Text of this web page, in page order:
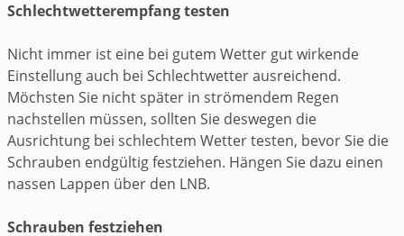
Schlechtwetterempfang testen
Nicht immer ist eine bei gutem Wetter gut wirkende
Einstellung auch bei Schlechtwetter ausreichend.
Möchsten Sie nicht später in strömendem Regen
nachstellen müssen, sollten Sie deswegen die
Ausrichtung bei schlechtem Wetter testen, bevor Sie die
Schrauben endgültig festziehen. Hängen Sie dazu einen
nassen Lappen über den LNB.
Schrauben festziehen